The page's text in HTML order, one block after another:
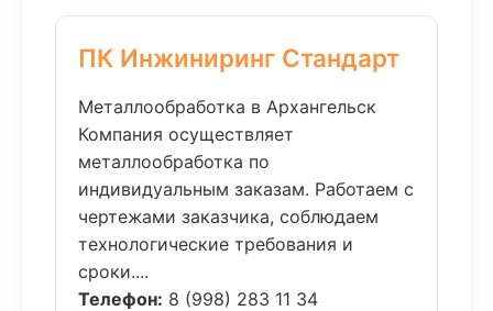
ПК Инжиниринг Стандарт
Металлообработка в Архангельск
Компания осуществляет
металлообработка по
индивидуальным заказам. Работаем с
чертежами заказчика, соблюдаем
технологические требования и
сроки....
Телефон: 8 (998) 283 11 34